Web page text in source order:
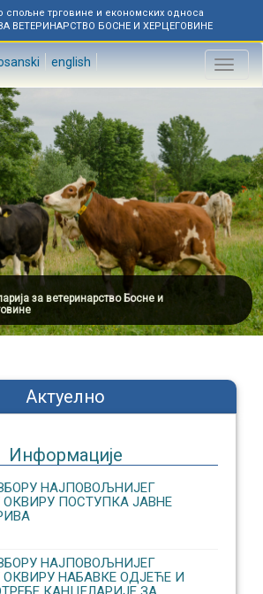
спољне трговине и економских односа
ВЕТЕРИНАРСТВО БОСНЕ И ХЕРЦЕГОВИНЕ
english
Toggle
за ветеринарство Босне и
Актуелно
Информације
НАЈПОВОЉНИЈЕГ
ПОСТУПКА ЈАВНЕ
НАЈПОВОЉНИЈЕГ
НАБАВКЕ ОДЈЕЋЕ И